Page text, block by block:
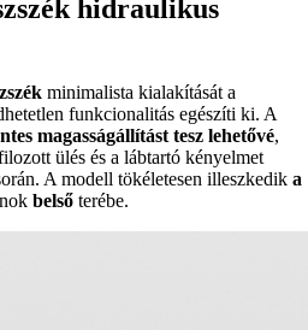
hidraulikus
minimalista kialakítását a
funkcionalitás egészíti ki. A
magasságállítást tesz lehetővé,
ülés és a lábtartó kényelmet
A modell tökéletesen illeszkedika
belsőterébe.